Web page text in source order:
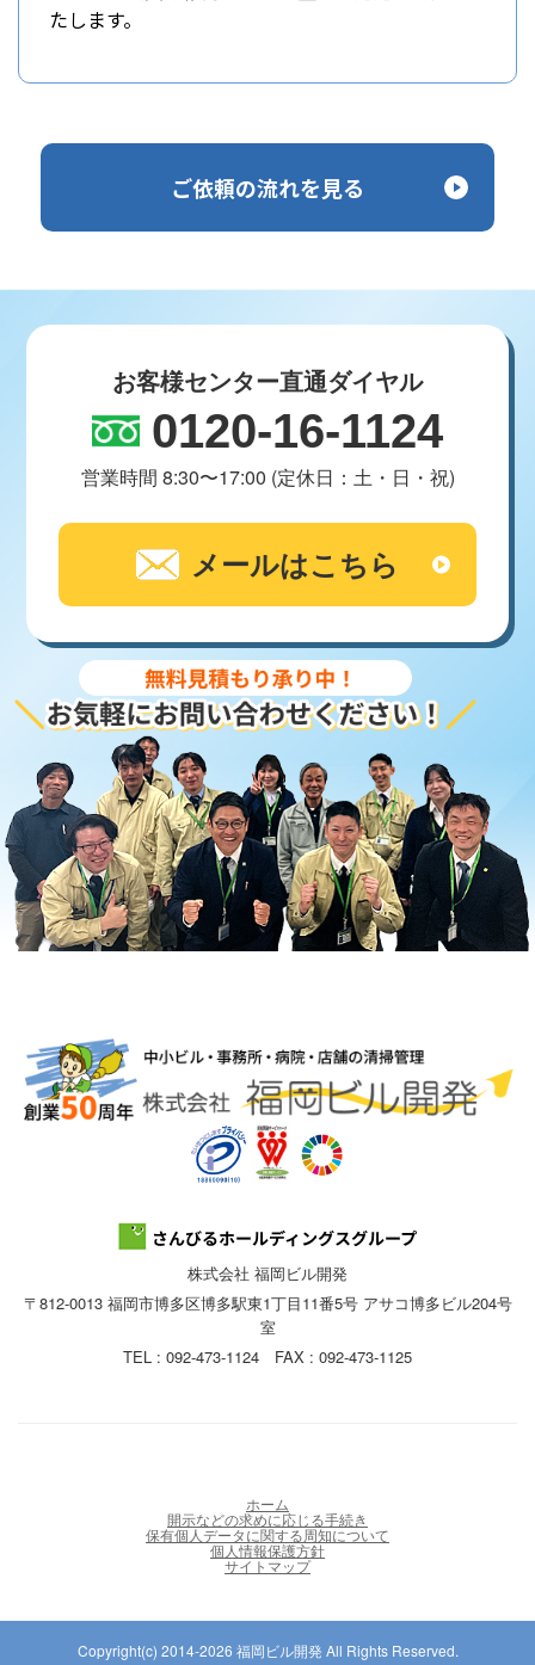
たします。
ご依頼の流れを見る
お客様センター直通ダイヤル
0120-16-1124
営業時間 8:30〜17:00 (定休日：土・日・祝)
メールはこちら
株式会社 福岡ビル開発
〒812-0013 福岡市博多区博多駅東1丁目11番5号 アサコ博多ビル204号
室
TEL : 092-473-1124 FAX : 092-473-1125
ホーム
開示などの求めに応じる手続き
保有個人データに関する周知について
個人情報保護方針
サイトマップ
Copyright(c) 2014-2026 福岡ビル開発 All Rights Reserved.